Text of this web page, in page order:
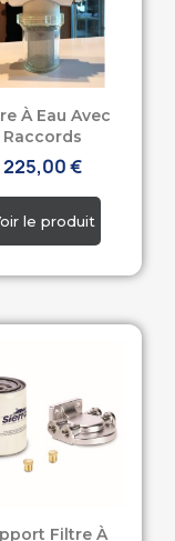
Raccords
225,00 €